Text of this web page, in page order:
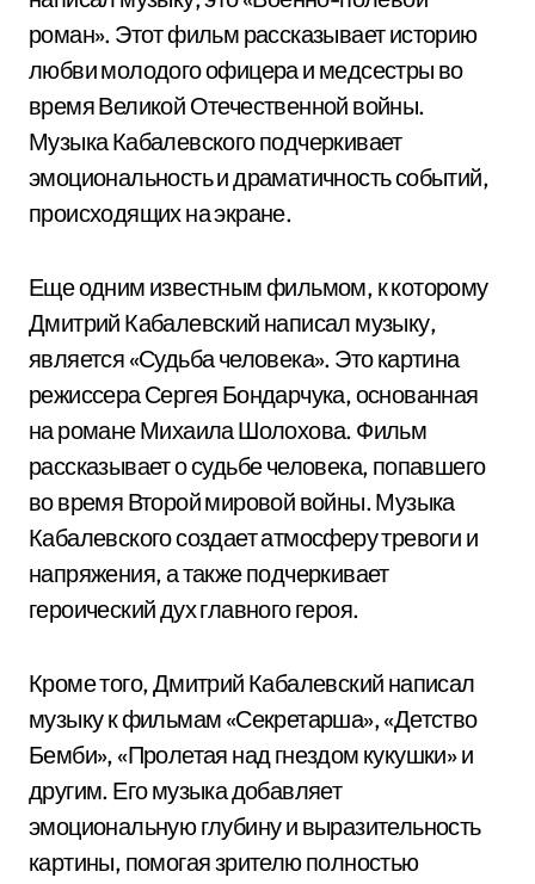
роман». Этот фильм рассказывает историю
любви молодого офицера и медсестры во
время Великой Отечественной войны.
Музыка Кабалевского подчеркивает
эмоциональность и драматичность событий,
происходящих на экране.
Еще одним известным фильмом, к которому
Дмитрий Кабалевский написал музыку,
является «Судьба человека». Это картина
режиссера Сергея Бондарчука, основанная
на романе Михаила Шолохова. Фильм
рассказывает о судьбе человека, попавшего
во время Второй мировой войны. Музыка
Кабалевского создает атмосферу тревоги и
напряжения, а также подчеркивает
героический дух главного героя.
Кроме того, Дмитрий Кабалевский написал
музыку к фильмам «Секретарша», «Детство
Бемби», «Пролетая над гнездом кукушки» и
другим. Его музыка добавляет
эмоциональную глубину и выразительность
картины, помогая зрителю полностью